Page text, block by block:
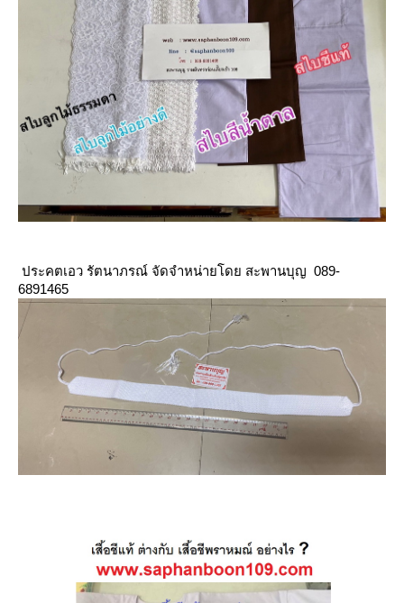
ประคตเอว รัตนาภรณ์ จัดจำหน่ายโดย สะพานบุญ 089-
6891465